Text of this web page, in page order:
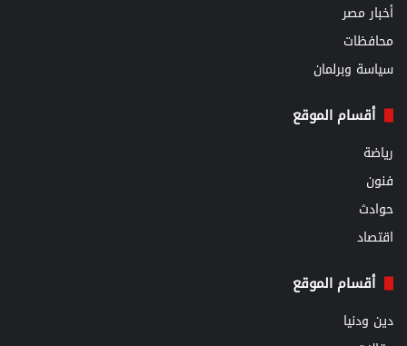
أخبار مصر
محافظات
سياسة وبرلمان
أقسام الموقع
رياضة
فنون
حوادث
اقتصاد
أقسام الموقع
دين ودنيا